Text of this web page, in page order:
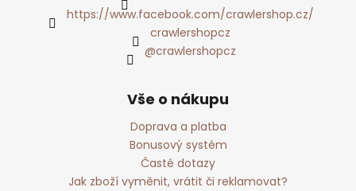
https://www.facebook.com/crawlershop.cz/
crawlershopcz
@crawlershopcz
Vše o nákupu
Doprava a platba
Bonusový systém
Časté dotazy
Jak zboží vyměnit, vrátit či reklamovat?